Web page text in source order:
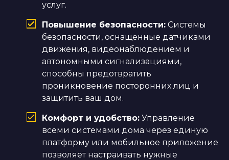
услуг.
Повышение безопасности: Системы
безопасности, оснащенные датчиками
движения, видеонаблюдением и
автономными сигнализациями,
способны предотвратить
проникновение посторонних лиц и
защитить ваш дом.
Комфорт и удобство: Управление
всеми системами дома через единую
платформу или мобильное приложение
позволяет настраивать нужные